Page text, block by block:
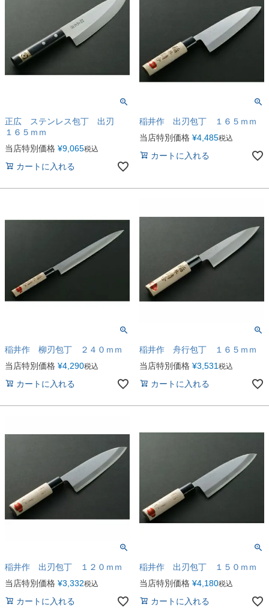
正広 ステンレス包丁 出刃
１６５ｍｍ
当店特別価格 ¥9,065税込
カートに入れる
稲井作 出刃包丁 １６５ｍｍ
当店特別価格 ¥4,485税込
カートに入れる
稲井作 柳刃包丁 ２４０ｍｍ
当店特別価格 ¥4,290税込
カートに入れる
稲井作 舟行包丁 １６５ｍｍ
当店特別価格 ¥3,531 税込
カートに入れる
稲井作 出刃包丁 １２０ｍｍ
当店特別価格 ¥3,332税込
カートに入れる
稲井作 出刃包丁 １５０ｍｍ
当店特別価格 ¥4,180税込
カートに入れる